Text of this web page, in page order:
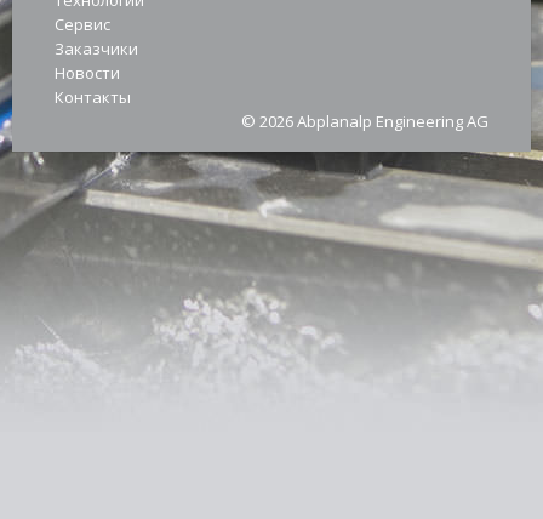
Сервис
Заказчики
Новости
Контакты
© 2026 Abplanalp Engineering AG